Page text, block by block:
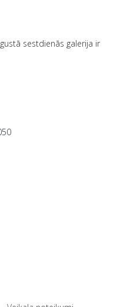
sestdienās galerija ir